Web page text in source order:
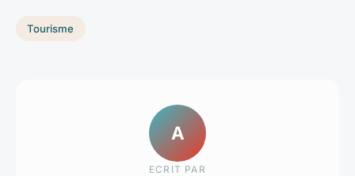
Tourisme
A
ECRIT PAR